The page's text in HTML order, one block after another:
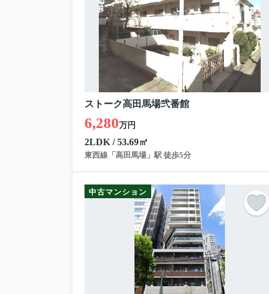
ストーク高田馬場弐番館
6,280万円
2LDK / 53.69㎡
東西線「高田馬場」駅 徒歩5分
中古マンション